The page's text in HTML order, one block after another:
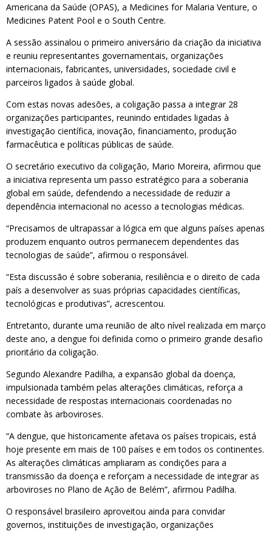
Americana da Saúde (OPAS), a Medicines for Malaria Venture, o
Medicines Patent Pool e o South Centre.
A sessão assinalou o primeiro aniversário da criação da iniciativa
e reuniu representantes governamentais, organizações
internacionais, fabricantes, universidades, sociedade civil e
parceiros ligados à saúde global.
Com estas novas adesões, a coligação passa a integrar 28
organizações participantes, reunindo entidades ligadas à
investigação científica, inovação, financiamento, produção
farmacêutica e políticas públicas de saúde.
O secretário executivo da coligação, Mario Moreira, afirmou que
a iniciativa representa um passo estratégico para a soberania
global em saúde, defendendo a necessidade de reduzir a
dependência internacional no acesso a tecnologias médicas.
“Precisamos de ultrapassar a lógica em que alguns países apenas
produzem enquanto outros permanecem dependentes das
tecnologias de saúde”, afirmou o responsável.
“Esta discussão é sobre soberania, resiliência e o direito de cada
país a desenvolver as suas próprias capacidades científicas,
tecnológicas e produtivas”, acrescentou.
Entretanto, durante uma reunião de alto nível realizada em março
deste ano, a dengue foi definida como o primeiro grande desafio
prioritário da coligação.
Segundo Alexandre Padilha, a expansão global da doença,
impulsionada também pelas alterações climáticas, reforça a
necessidade de respostas internacionais coordenadas no
combate às arboviroses.
“A dengue, que historicamente afetava os países tropicais, está
hoje presente em mais de 100 países e em todos os continentes.
As alterações climáticas ampliaram as condições para a
transmissão da doença e reforçam a necessidade de integrar as
arboviroses no Plano de Ação de Belém”, afirmou Padilha.
O responsável brasileiro aproveitou ainda para convidar
governos, instituições de investigação, organizações